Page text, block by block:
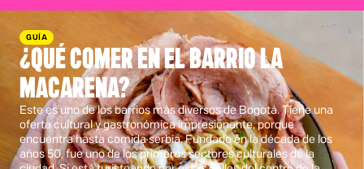
GUÍA
¿QUÉ COMER EN EL BARRIO LA
MACARENA?
Este es uno de los barrios más diversos de Bogotá. Tiene una
oferta cultural y gastronómica impresionante, porque
encuentra hasta comida serbia. Fundado en la década de los
años 50, fue uno de los primeros sectores culturales de la